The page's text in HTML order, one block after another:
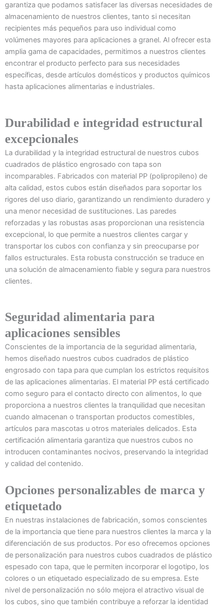
garantiza que podamos satisfacer las diversas necesidades de
almacenamiento de nuestros clientes, tanto si necesitan
recipientes más pequeños para uso individual como
volúmenes mayores para aplicaciones a granel. Al ofrecer esta
amplia gama de capacidades, permitimos a nuestros clientes
encontrar el producto perfecto para sus necesidades
específicas, desde artículos domésticos y productos químicos
hasta aplicaciones alimentarias e industriales.
Durabilidad e integridad estructural
excepcionales
La durabilidad y la integridad estructural de nuestros cubos
cuadrados de plástico engrosado con tapa son
incomparables. Fabricados con material PP (polipropileno) de
alta calidad, estos cubos están diseñados para soportar los
rigores del uso diario, garantizando un rendimiento duradero y
una menor necesidad de sustituciones. Las paredes
reforzadas y las robustas asas proporcionan una resistencia
excepcional, lo que permite a nuestros clientes cargar y
transportar los cubos con confianza y sin preocuparse por
fallos estructurales. Esta robusta construcción se traduce en
una solución de almacenamiento fiable y segura para nuestros
clientes.
Seguridad alimentaria para
aplicaciones sensibles
Conscientes de la importancia de la seguridad alimentaria,
hemos diseñado nuestros cubos cuadrados de plástico
engrosado con tapa para que cumplan los estrictos requisitos
de las aplicaciones alimentarias. El material PP está certificado
como seguro para el contacto directo con alimentos, lo que
proporciona a nuestros clientes la tranquilidad que necesitan
cuando almacenan o transportan productos comestibles,
artículos para mascotas u otros materiales delicados. Esta
certificación alimentaria garantiza que nuestros cubos no
introducen contaminantes nocivos, preservando la integridad
y calidad del contenido.
Opciones personalizables de marca y
etiquetado
En nuestras instalaciones de fabricación, somos conscientes
de la importancia que tiene para nuestros clientes la marca y la
diferenciación de sus productos. Por eso ofrecemos opciones
de personalización para nuestros cubos cuadrados de plástico
espesado con tapa, que le permiten incorporar el logotipo, los
colores o un etiquetado especializado de su empresa. Este
nivel de personalización no sólo mejora el atractivo visual de
los cubos, sino que también contribuye a reforzar la identidad